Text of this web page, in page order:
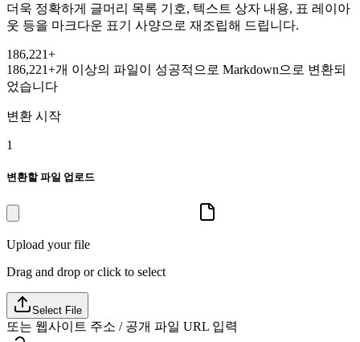
더욱 정확하게 글머리 목록 기호, 텍스트 상자 내용, 표 레이아
웃 등을 마크다운 표기 사양으로 재조립해 드립니다.
186,221+
186,221+개 이상의 파일이 성공적으로 Markdown으로 변환되
었습니다
변환 시작
1
변환할 파일 업로드
Upload your file
Drag and drop or click to select
Select File
또는 웹사이트 주소 / 공개 파일 URL 입력